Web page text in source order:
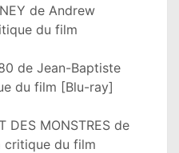
de Andrew
du film
de Jean-Baptiste
du film [Blu-ray]
DES MONSTRES de
critique du film